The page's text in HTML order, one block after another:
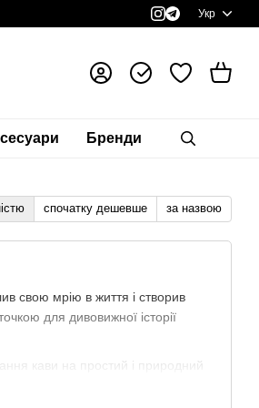
Укр
Бренди
спочатку дешевше за назвою
свою мрію в життя і створив
для дивовижної історії
кави на простий і природний